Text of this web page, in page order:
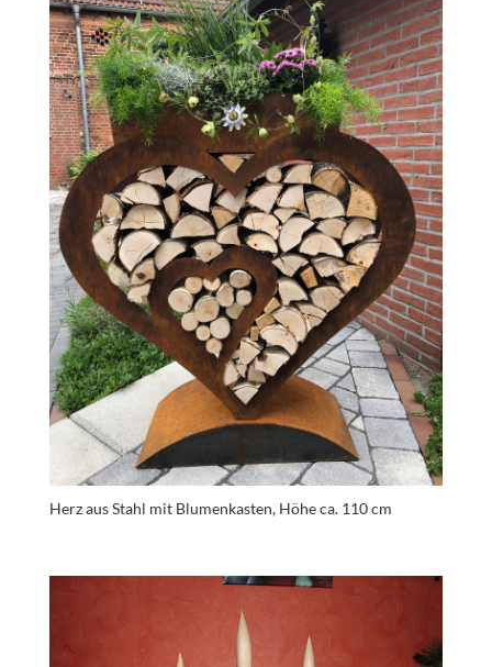
Herz aus Stahl mit Blumenkasten, Höhe ca. 110 cm